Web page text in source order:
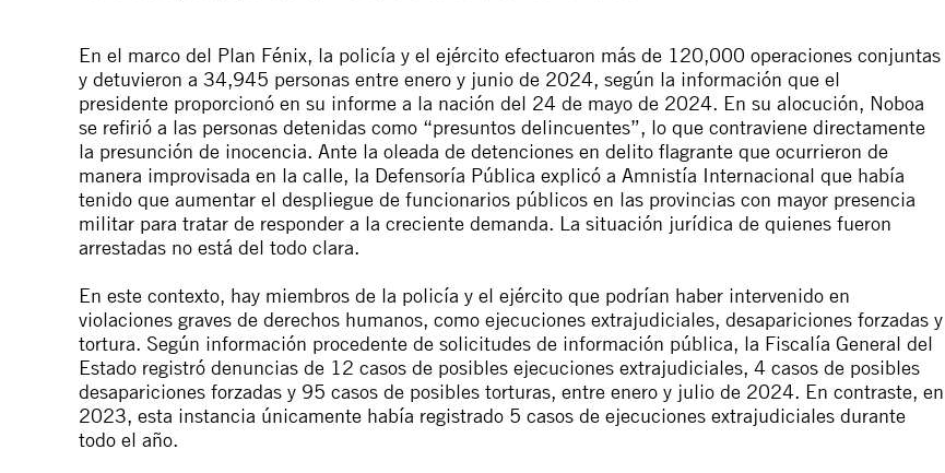
En el marco del Plan Fénix, la policía y el ejército efectuaron más de 120,000 operaciones conjuntas
y detuvieron a 34,945 personas entre enero y junio de 2024, según la información que el
presidente proporcionó en su informe a la nación del 24 de mayo de 2024. En su alocución, Noboa
se refirió a las personas detenidas como “presuntos delincuentes”, lo que contraviene directamente
la presunción de inocencia. Ante la oleada de detenciones en delito flagrante que ocurrieron de
manera improvisada en la calle, la Defensoría Pública explicó a Amnistía Internacional que había
tenido que aumentar el despliegue de funcionarios públicos en las provincias con mayor presencia
militar para tratar de responder a la creciente demanda. La situación jurídica de quienes fueron
arrestadas no está del todo clara.
En este contexto, hay miembros de la policía y el ejército que podrían haber intervenido en
violaciones graves de derechos humanos, como ejecuciones extrajudiciales, desapariciones forzadas y
tortura. Según información procedente de solicitudes de información pública, la Fiscalía General del
Estado registró denuncias de 12 casos de posibles ejecuciones extrajudiciales, 4 casos de posibles
desapariciones forzadas y 95 casos de posibles torturas, entre enero y julio de 2024. En contraste, en
2023, esta instancia únicamente había registrado 5 casos de ejecuciones extrajudiciales durante
todo el año.